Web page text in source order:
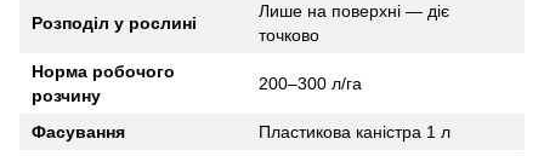
Розподіл у рослині
Лише на поверхні — діє
точково
Норма робочого
розчину
200–300 л/га
Фасування Пластикова каністра 1 л